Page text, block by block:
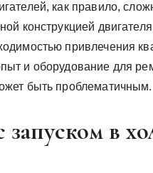
как правило,
конструкцией
привлечения
и оборудование для
быть проблематичным.
в